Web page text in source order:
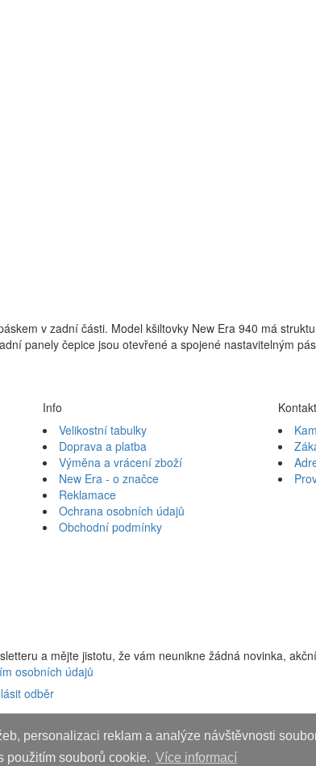
personalizaci reklam a analýze návštěvnosti
použitím souborů cookie. Více informací
v zadní části. Model kšiltovky New Era 940 má
panely čepice jsou otevřené a spojené nastavitelným
Info
Velikostní tabulky
Doprava a platba
Výměna a vrácení zboží
New Era - o značce
Reklamace
Ochrana osobních údajů
Obchodní podmínky
a mějte jistotu, že vám neunikne žádná novinka,
osobních údajů
odběr